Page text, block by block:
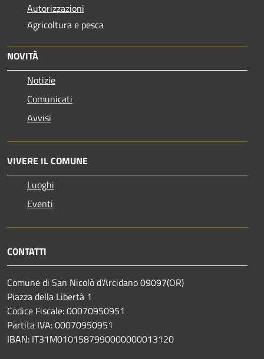
Autorizzazioni
Agricoltura e pesca
NOVITÀ
Notizie
Comunicati
Avvisi
VIVERE IL COMUNE
Luoghi
Eventi
CONTATTI
Comune di San Nicolò d'Arcidano 09097(OR)
Piazza della Libertà 1
Codice Fiscale: 00070950951
Partita IVA: 00070950951
IBAN: IT31M0101587990000000013120